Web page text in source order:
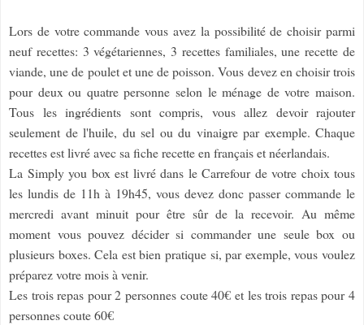
Lors de votre commande vous avez la possibilité de choisir parmi
neuf recettes: 3 végétariennes, 3 recettes familiales, une recette de
viande, une de poulet et une de poisson. Vous devez en choisir trois
pour deux ou quatre personne selon le ménage de votre maison.
Tous les ingrédients sont compris, vous allez devoir rajouter
seulement de l'huile, du sel ou du vinaigre par exemple. Chaque
recettes est livré avec sa fiche recette en français et néerlandais.
La Simply you box est livré dans le Carrefour de votre choix tous
les lundis de 11h à 19h45, vous devez donc passer commande le
mercredi avant minuit pour être sûr de la recevoir. Au même
moment vous pouvez décider si commander une seule box ou
plusieurs boxes. Cela est bien pratique si, par exemple, vous voulez
préparez votre mois à venir.
Les trois repas pour 2 personnes coute 40€ et les trois repas pour 4
personnes coute 60€